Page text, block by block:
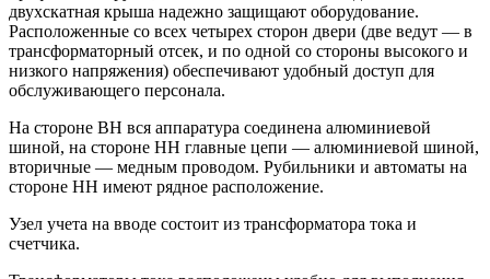
двухскатная крыша надежно защищают оборудование.
Расположенные со всех четырех сторон двери (две ведут — в
трансформаторный отсек, и по одной со стороны высокого и
низкого напряжения) обеспечивают удобный доступ для
обслуживающего персонала.
На стороне ВН вся аппаратура соединена алюминиевой
шиной, на стороне НН главные цепи — алюминиевой шиной,
вторичные — медным проводом. Рубильники и автоматы на
стороне НН имеют рядное расположение.
Узел учета на вводе состоит из трансформатора тока и
счетчика.